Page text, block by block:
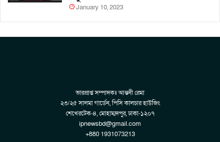
January 10, 2023
ভারপ্রাপ্ত সম্পাদকঃ আন্তনী রেমা
২৩/২৫ সালমা গার্ডেন, পিসি কালচার হাউজিং
শেখেরটেক-৪, মোহাম্মদপুর, ঢাকা-১২০৭
ipnewsbd@gmail.com
+880 1931073213